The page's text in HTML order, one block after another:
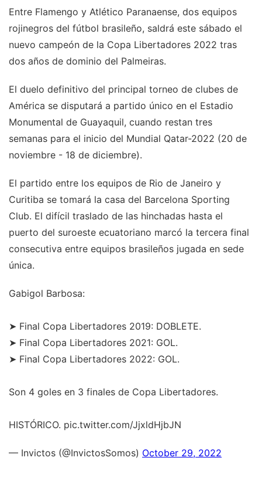
Entre Flamengo y Atlético Paranaense, dos equipos
rojinegros del fútbol brasileño, saldrá este sábado el
nuevo campeón de la Copa Libertadores 2022 tras
dos años de dominio del Palmeiras.
El duelo definitivo del principal torneo de clubes de
América se disputará a partido único en el Estadio
Monumental de Guayaquil, cuando restan tres
semanas para el inicio del Mundial Qatar-2022 (20 de
noviembre - 18 de diciembre).
El partido entre los equipos de Rio de Janeiro y
Curitiba se tomará la casa del Barcelona Sporting
Club. El difícil traslado de las hinchadas hasta el
puerto del suroeste ecuatoriano marcó la tercera final
consecutiva entre equipos brasileños jugada en sede
única.
Gabigol Barbosa:
➤ Final Copa Libertadores 2019: DOBLETE.
➤ Final Copa Libertadores 2021: GOL.
➤ Final Copa Libertadores 2022: GOL.
Son 4 goles en 3 finales de Copa Libertadores.
HISTÓRICO. pic.twitter.com/JjxldHjbJN
— Invictos (@InvictosSomos) October 29, 2022